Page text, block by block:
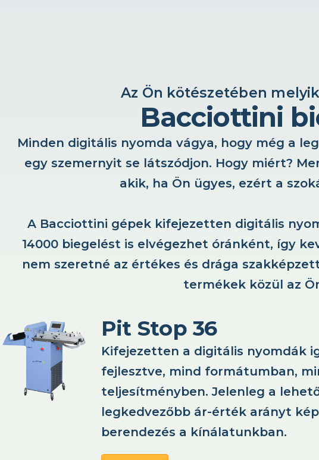
Az Ön kötészetében
Bacciottini
Minden digitális nyomda vágya, hogy még a
egy szemernyit se látszódjon. Hogy miért?
akik, ha Ön ügyes, ezért a
A Bacciottini gépek kifejezetten digitális
14000 biegelést is elvégezhet óránként, így
nem szeretné az értékes és drága
termékek közül az
Pit Stop 36
Kifejezetten a digitális nyomdák
fejlesztve, mind formátumban,
teljesítményben. Jelenleg a
legkedvezőbb ár-érték arányt
berendezés a kínálatunkban.